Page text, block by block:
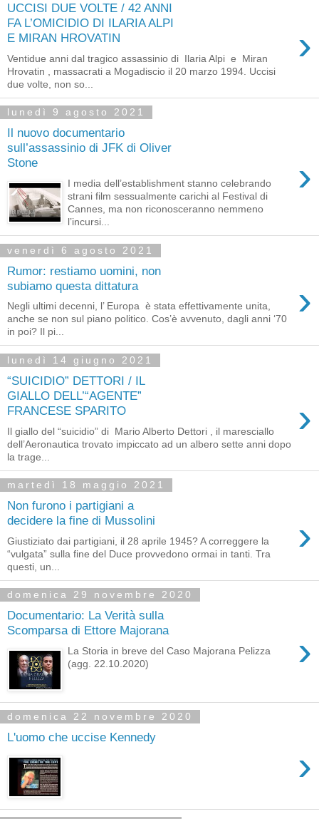
UCCISI DUE VOLTE / 42 ANNI
FA L’OMICIDIO DI ILARIA ALPI
E MIRAN HROVATIN
›
Ventidue anni dal tragico assassinio di Ilaria Alpi e Miran
Hrovatin , massacrati a Mogadiscio il 20 marzo 1994. Uccisi
due volte, non so...
lunedì 9 agosto 2021
Il nuovo documentario
sull’assassinio di JFK di Oliver
Stone
›
I media dell’establishment stanno celebrando
strani film sessualmente carichi al Festival di
Cannes, ma non riconosceranno nemmeno
l’incursi...
venerdì 6 agosto 2021
Rumor: restiamo uomini, non
subiamo questa dittatura
›
Negli ultimi decenni, l’ Europa è stata effettivamente unita,
anche se non sul piano politico. Cos’è avvenuto, dagli anni ‘70
in poi? Il pi...
lunedì 14 giugno 2021
“SUICIDIO” DETTORI / IL
GIALLO DELL’“AGENTE”
FRANCESE SPARITO
›
Il giallo del “suicidio” di Mario Alberto Dettori , il maresciallo
dell’Aeronautica trovato impiccato ad un albero sette anni dopo
la trage...
martedì 18 maggio 2021
Non furono i partigiani a
decidere la fine di Mussolini
›
Giustiziato dai partigiani, il 28 aprile 1945? A correggere la
“vulgata” sulla fine del Duce provvedono ormai in tanti. Tra
questi, un...
domenica 29 novembre 2020
Documentario: La Verità sulla
Scomparsa di Ettore Majorana
›
La Storia in breve del Caso Majorana Pelizza
(agg. 22.10.2020)
domenica 22 novembre 2020
L'uomo che uccise Kennedy
›